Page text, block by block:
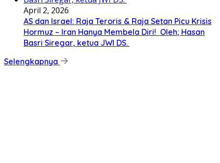
April 2, 2026
AS dan Israel: Raja Teroris & Raja Setan Picu Krisis
Hormuz – Iran Hanya Membela Diri! Oleh; Hasan
Basri Siregar, ketua JWI DS.
Selengkapnya